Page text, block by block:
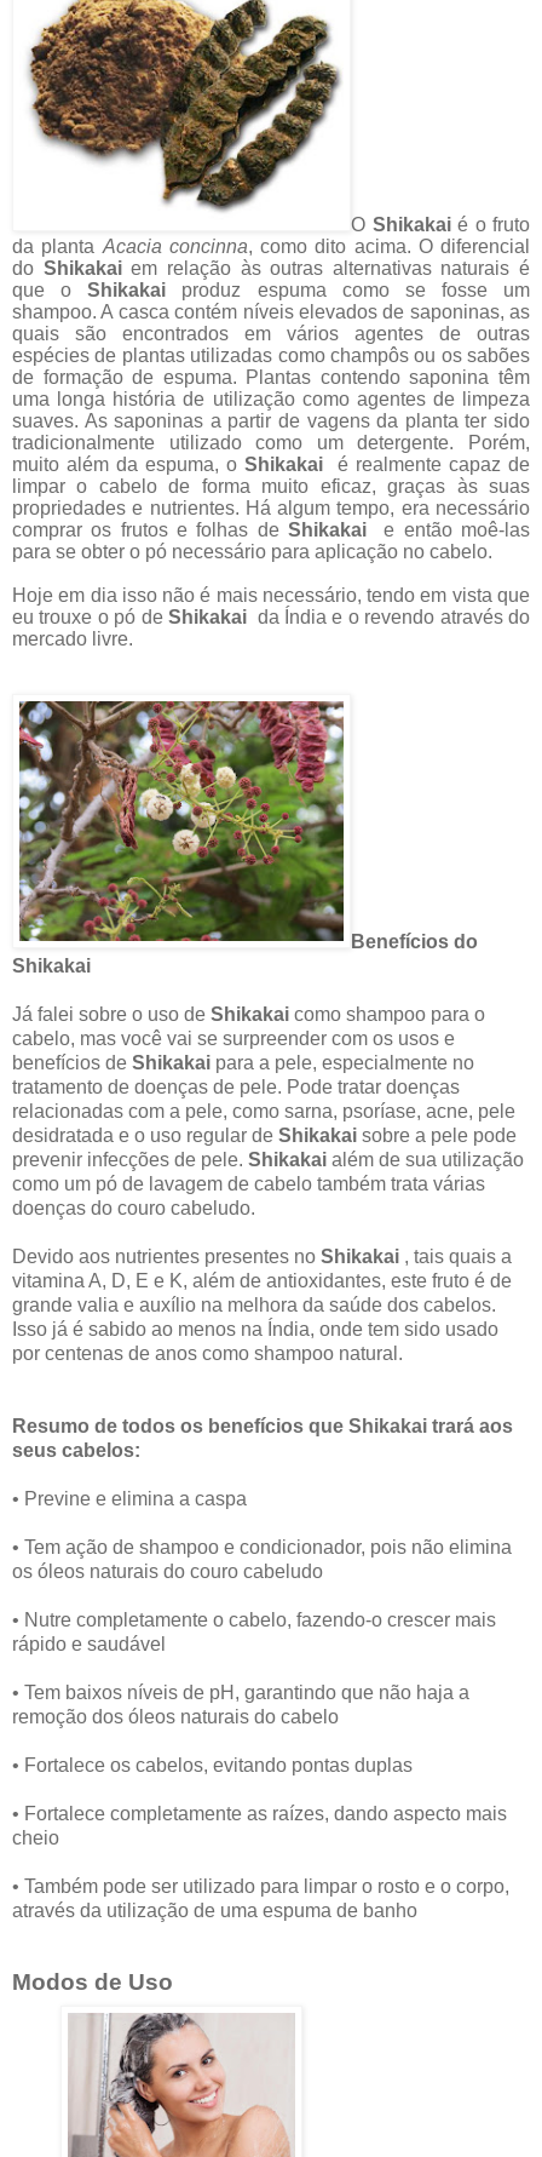
O Shikakaié o fruto
da planta Acacia concinna, como dito acima. O diferencial
do Shikakaiem relação às outras alternativas naturais é
que oShikakai produz espuma como se fosse um
shampoo. A casca contém níveis elevados de saponinas, as
quais são encontrados em vários agentes de outras
espécies de plantas utilizadas como champôs ou os sabões
de formação de espuma. Plantas contendo saponina têm
uma longa história de utilização como agentes de limpeza
suaves. As saponinas a partir de vagens da planta ter sido
tradicionalmente utilizado como um detergente. Porém,
muito além da espuma, o Shikakai é realmente capaz de
limpar o cabelo de forma muito eficaz, graças às suas
propriedades e nutrientes. Há algum tempo, era necessário
comprar os frutos e folhas de Shikakaie então moê-las
para se obter o pó necessário para aplicação no cabelo.
Hoje em dia isso não é mais necessário, tendo em vista que
eu trouxe o pó de Shikakaida Índia e o revendo através do
mercado livre.
Benefícios do
Shikakai
Já falei sobre o uso de Shikakai como shampoo para o
cabelo, mas você vai se surpreender com os usos e
benefícios de Shikakai para a pele, especialmente no
tratamento de doenças de pele. Pode tratar doenças
relacionadas com a pele, como sarna, psoríase, acne, pele
desidratada e o uso regular de Shikakai sobre a pele pode
prevenir infecções de pele. Shikakai além de sua utilização
como um pó de lavagem de cabelo também trata várias
doenças do couro cabeludo.
Devido aos nutrientes presentes no Shikakai , tais quais a
vitamina A, D, E e K, além de antioxidantes, este fruto é de
grande valia e auxílio na melhora da saúde dos cabelos.
Isso já é sabido ao menos na Índia, onde tem sido usado
por centenas de anos como shampoo natural.
Resumo de todos os benefícios que Shikakai trará aos
seus cabelos:
• Previne e elimina a caspa
• Tem ação de shampoo e condicionador, pois não elimina
os óleos naturais do couro cabeludo
• Nutre completamente o cabelo, fazendo-o crescer mais
rápido e saudável
• Tem baixos níveis de pH, garantindo que não haja a
remoção dos óleos naturais do cabelo
• Fortalece os cabelos, evitando pontas duplas
• Fortalece completamente as raízes, dando aspecto mais
cheio
• Também pode ser utilizado para limpar o rosto e o corpo,
através da utilização de uma espuma de banho
Modos de Uso